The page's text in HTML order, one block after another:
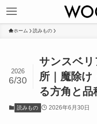
ホーム 読みもの
サンスベ
所｜魔除け
る方角と品
2026
6/30
読みもの 2026年6月30日